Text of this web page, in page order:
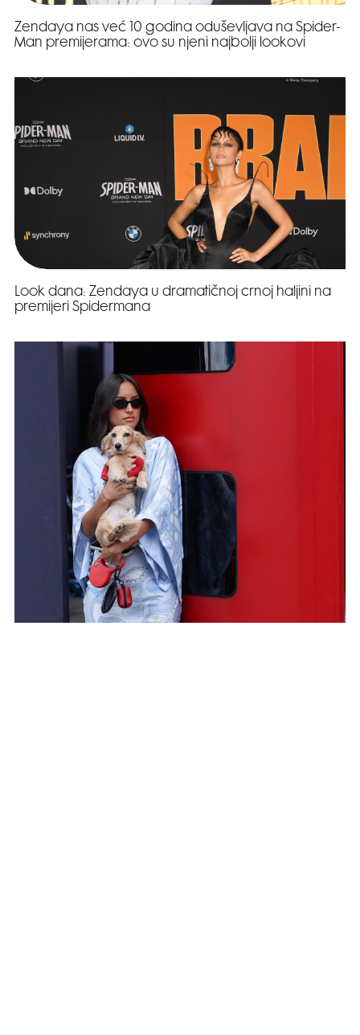
Zendaya nas već 10 godina oduševljava na Spider-
Man premijerama: ovo su njeni najbolji lookovi
Look dana: Zendaya u dramatičnoj crnoj haljini na
premijeri Spidermana